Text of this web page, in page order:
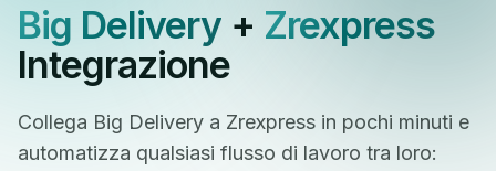
Big Delivery+ Zrexpress
Integrazione
Collega Big Delivery a Zrexpress in pochi minuti e
automatizza qualsiasi flusso di lavoro tra loro: